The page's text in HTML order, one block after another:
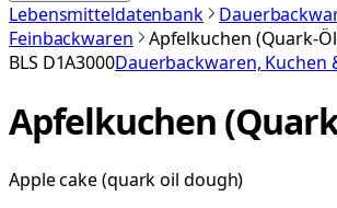
Lebensmitteldatenbank
Feinbackwaren
Apfelkuchen (Quark-
BLS D1A3000Dauerbackwaren, Kuchen
Apfelkuchen
Apple cake (quark oil dough)